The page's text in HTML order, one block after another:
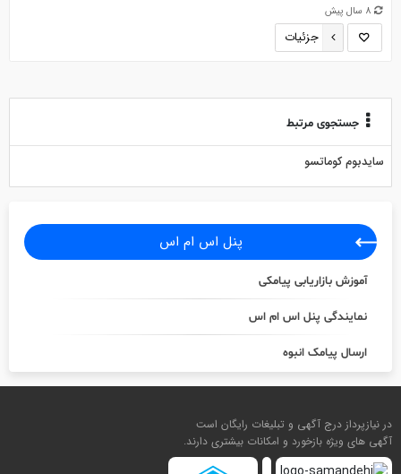
8 سال پیش
جزئیات
جستجوی مرتبط
سایدبوم کوماتسو
پنل اس ام اس
آموزش بازاریابی پیامکی
نمایندگی پنل اس ام اس
ارسال پیامک انبوه
در نیازپرداز درج آگهی و تبلیغات رایگان است
آگهی های ویژه بازخورد و امکانات بیشتری دارند.